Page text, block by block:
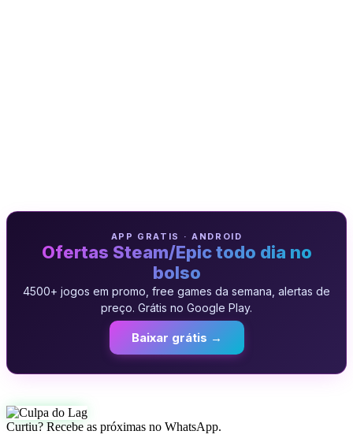
APP GRATIS · ANDROID
Ofertas Steam/Epic todo dia no
bolso
4500+ jogos em promo, free games da semana, alertas de
preço. Grátis no Google Play.
Baixar grátis →
Curtiu? Recebe as próximas no WhatsApp.